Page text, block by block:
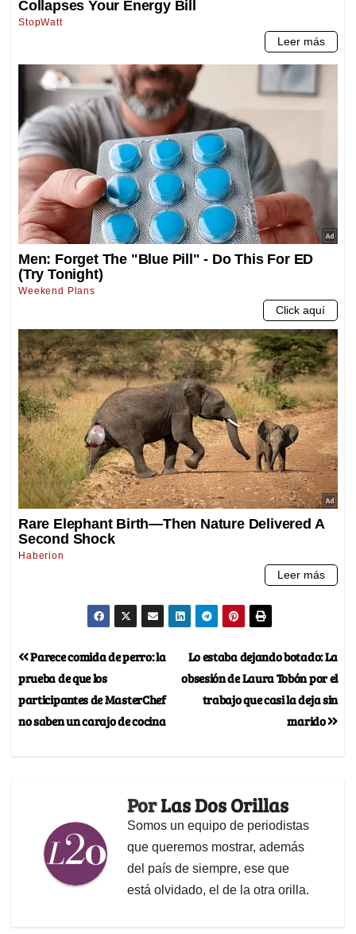
Lo estaba dejando botado: La
obsesión de Laura Tobón por el
trabajo que casi la deja sin
marido
Parece comida de perro: la
prueba de que los
participantes de MasterChef
no saben un carajo de cocina
PorLas Dos Orillas
Somos un equipo de periodistas
que queremos mostrar, además
del país de siempre, ese que
está olvidado, el de la otra orilla.